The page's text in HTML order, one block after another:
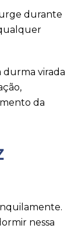
durante
durma virada
da
nessa